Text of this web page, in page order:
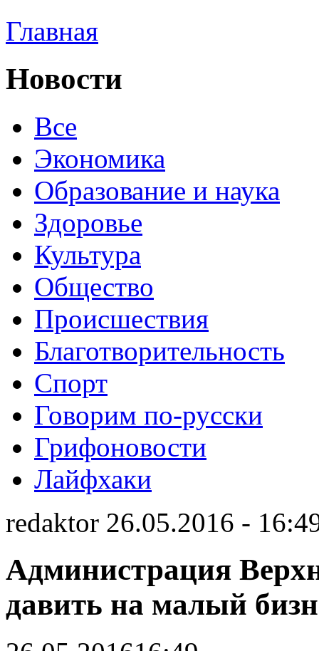
Главная
Новости
Все
Экономика
Образование и наука
Здоровье
Культура
Общество
Происшествия
Благотворительность
Спорт
Говорим по-русски
Грифоновости
Лайфхаки
redaktor 26.05.2016 -
Администрация
давить на малый